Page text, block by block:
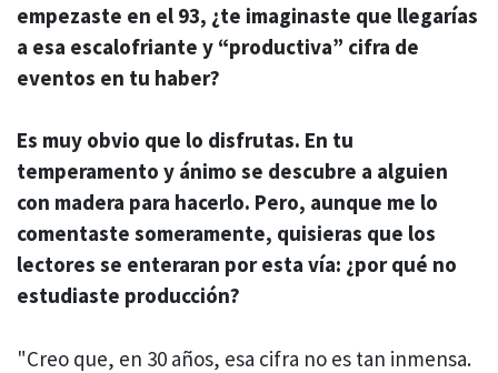
empezaste en el 93, ¿te imaginaste que llegarías
a esa escalofriante y “productiva” cifra de
eventos en tu haber?
Es muy obvio que lo disfrutas. En tu
temperamento y ánimo se descubre a alguien
con madera para hacerlo. Pero, aunque me lo
comentaste someramente, quisieras que los
lectores se enteraran por esta vía: ¿por qué no
estudiaste producción?
"Creo que, en 30 años, esa cifra no es tan inmensa.